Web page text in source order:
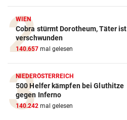
WIEN
Cobra stürmt Dorotheum, Täter ist
verschwunden
140.657 mal gelesen
NIEDERÖSTERREICH
500 Helfer kämpfen bei Gluthitze
gegen Inferno
140.242 mal gelesen